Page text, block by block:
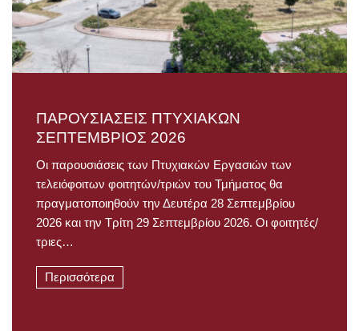
ΠΑΡΟΥΣΙΑΣΕΙΣ ΠΤΥΧΙΑΚΩΝ
ΣΕΠΤΕΜΒΡΙΟΣ 2026
Οι παρουσιάσεις των Πτυχιακών Εργασιών των
τελειόφοιτων φοιτητών/τριών του Τμήματος θα
πραγματοποιηθούν την Δευτέρα 28 Σεπτεμβρίου
2026 και την Τρίτη 29 Σεπτεμβρίου 2026. Οι φοιτητές/
τριες…
Περισσότερα